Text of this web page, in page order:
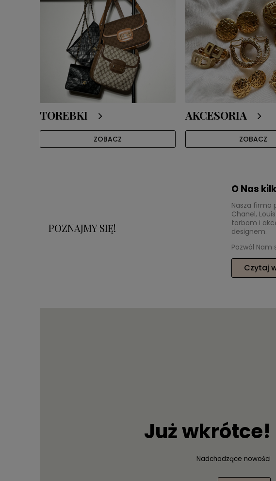
TOREBKI
ZOBACZ
AKCESORIA
ZOBACZ
POZNAJMY SIĘ!
O Nas
Nasza firma
Chanel,
torbom i
designem.
Pozwól Nam
Czytaj
Już wkrótce!
Nadchodzące nowości